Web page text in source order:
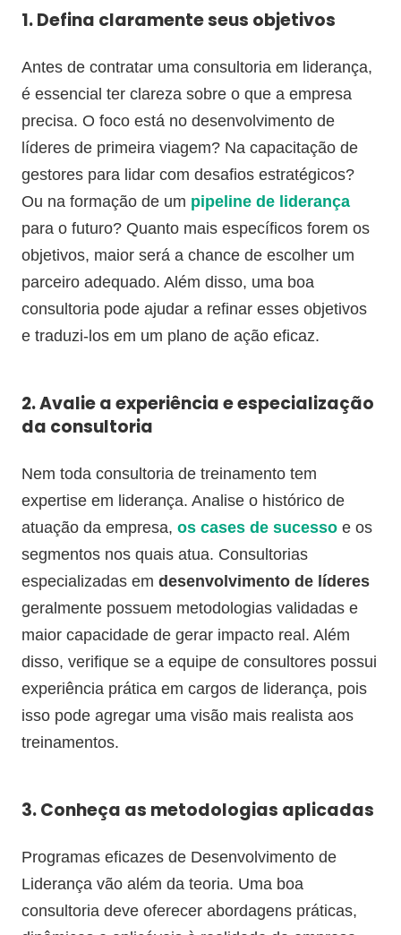
1. Defina claramente seus objetivos
Antes de contratar uma consultoria em liderança,
é essencial ter clareza sobre o que a empresa
precisa. O foco está no desenvolvimento de
líderes de primeira viagem? Na capacitação de
gestores para lidar com desafios estratégicos?
Ou na formação de um pipeline de liderança
para o futuro? Quanto mais específicos forem os
objetivos, maior será a chance de escolher um
parceiro adequado. Além disso, uma boa
consultoria pode ajudar a refinar esses objetivos
e traduzi-los em um plano de ação eficaz.
2. Avalie a experiência e especialização
da consultoria
Nem toda consultoria de treinamento tem
expertise em liderança. Analise o histórico de
atuação da empresa, os cases de sucesso e os
segmentos nos quais atua. Consultorias
especializadas em desenvolvimento de líderes
geralmente possuem metodologias validadas e
maior capacidade de gerar impacto real. Além
disso, verifique se a equipe de consultores possui
experiência prática em cargos de liderança, pois
isso pode agregar uma visão mais realista aos
treinamentos.
3. Conheça as metodologias aplicadas
Programas eficazes de Desenvolvimento de
Liderança vão além da teoria. Uma boa
consultoria deve oferecer abordagens práticas,